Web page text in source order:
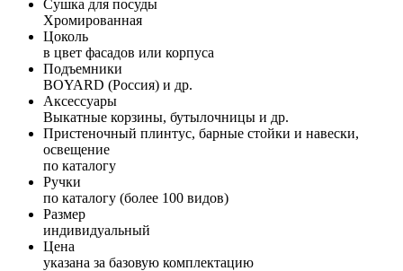
Сушка для посуды
Хромированная
Цоколь
в цвет фасадов или корпуса
Подъемники
BOYARD (Россия) и др.
Аксессуары
Выкатные корзины, бутылочницы и др.
Пристеночный плинтус, барные стойки и навески,
освещение
по каталогу
Ручки
по каталогу (более 100 видов)
Размер
индивидуальный
Цена
указана за базовую комплектацию